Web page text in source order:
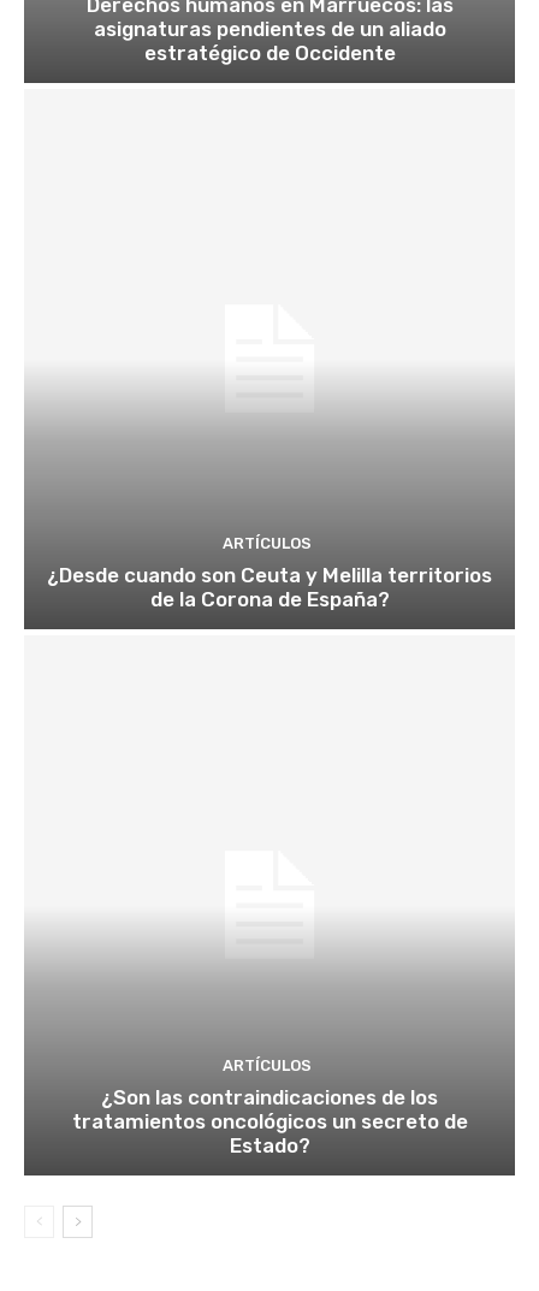
asignaturas pendientes de un aliado
estratégico de Occidente
ARTÍCULOS
¿Desde cuando son Ceuta y Melilla territorios
de la Corona de España?
ARTÍCULOS
¿Son las contraindicaciones de los
tratamientos oncológicos un secreto de
Estado?